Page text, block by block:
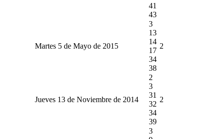
41
43
Martes 5 de Mayo de 2015
3
13
14
17
34
38
2
Jueves 13 de Noviembre de 2014
2
3
31
32
34
39
2
3